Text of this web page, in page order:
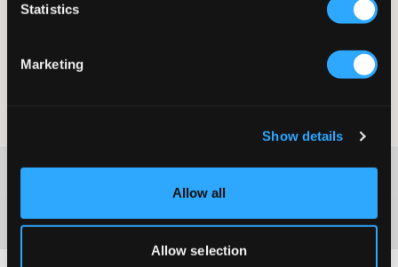
Statistics
Marketing
Show details
Allow all
Allow selection
Halsbånd
Farge: Sølvfarget
Washing advice
Materiale